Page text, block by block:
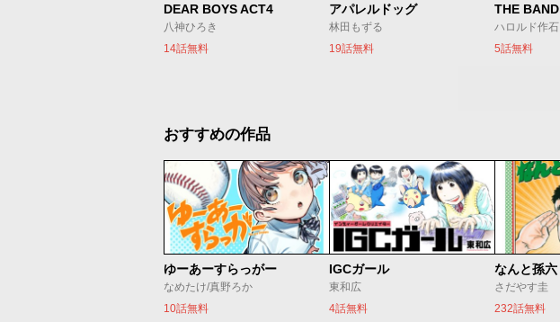
DEAR BOYS ACT4
八神ひろき
14話無料
アパレルドッグ
林田もずる
19話無料
THE BAND
ハロルド作石
5話無料
おすすめの作品
ゆーあーすらっがー
なめたけ/真野ろか
10話無料
IGCガール
東和広
4話無料
なんと孫六
さだやす圭
232話無料